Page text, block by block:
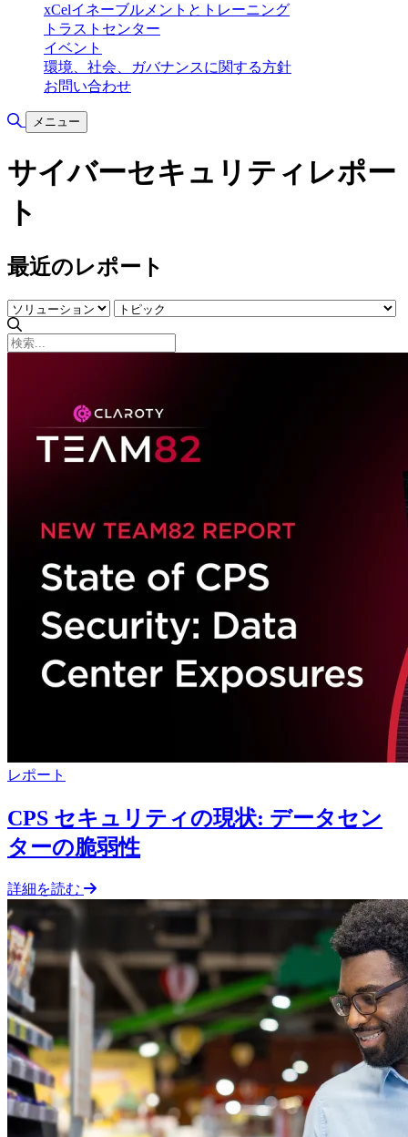
xCelイネーブルメントとトレーニング
トラストセンター
イベント
環境、社会、ガバナンスに関する方針
お問い合わせ
検索の切り替え
メニュー
サイバーセキュリティレポー
ト
最近のレポート
レポート
CPS セキュリティの現状: データセン
ターの脆弱性
詳細を読む